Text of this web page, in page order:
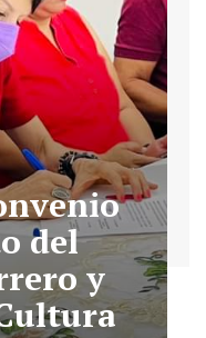
del
y